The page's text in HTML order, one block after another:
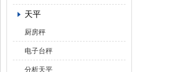
天平
厨房秤
电子台秤
分析天平